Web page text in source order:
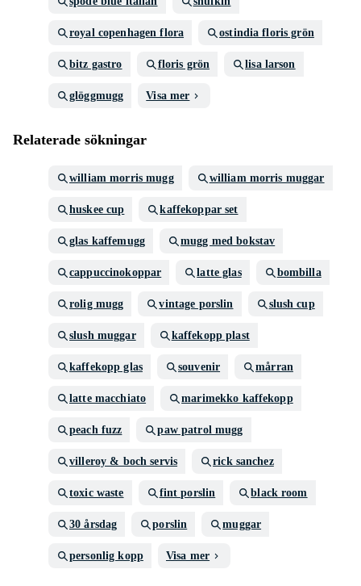
royal copenhagen flora ostindia floris grön
bitz gastro floris grön lisa larson
glöggmugg Visa mer
Relaterade sökningar
william morris mugg william morris muggar
huskee cup kaffekoppar set
glas kaffemugg mugg med bokstav
cappuccinokoppar latte glas bombilla
rolig mugg vintage porslin slush cup
slush muggar kaffekopp plast
kaffekopp glas souvenir mårran
latte macchiato marimekko kaffekopp
peach fuzz paw patrol mugg
villeroy & boch servis rick sanchez
toxic waste fint porslin black room
30 årsdag porslin muggar
personlig kopp Visa mer